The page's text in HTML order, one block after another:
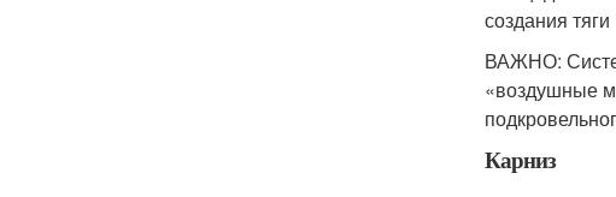
создания тяги
ВАЖНО:
«воздушные
Карниз